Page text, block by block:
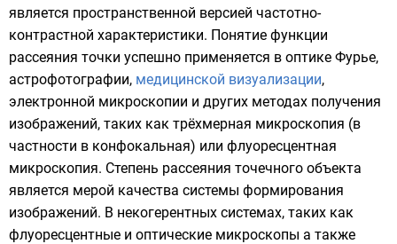
является пространственной версией частотно-
контрастной характеристики. Понятие функции
рассеяния точки успешно применяется в оптике Фурье,
астрофотографии, медицинской визуализации,
электронной микроскопии и других методах получения
изображений, таких как трёхмерная микроскопия (в
частности в конфокальная) или флуоресцентная
микроскопия. Степень рассеяния точечного объекта
является мерой качества системы формирования
изображений. В некогерентных системах, таких как
флуоресцентные и оптические микроскопы а также